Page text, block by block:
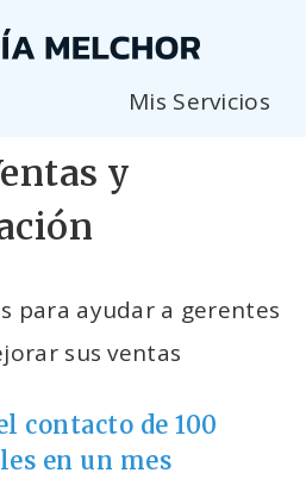
Mis Servicios
y
para ayudar a gerentes
sus ventas
contacto de 100
en un mes